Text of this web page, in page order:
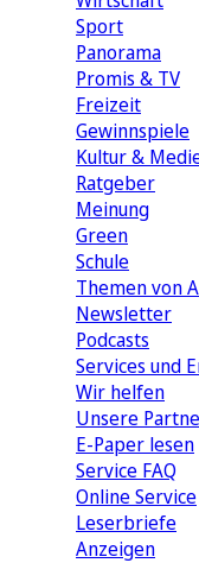
Sport
Panorama
Promis & TV
Freizeit
Gewinnspiele
Kultur &
Ratgeber
Meinung
Green
Schule
Themen von
Newsletter
Podcasts
Services und
Wir helfen
Unsere
E-Paper lesen
Service FAQ
Online Service
Leserbriefe
Anzeigen